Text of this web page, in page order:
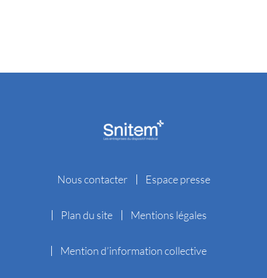
Nous contacter Espace presse
Plan du site Mentions légales
Mention d’information collective